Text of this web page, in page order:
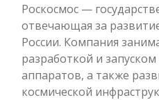
Роскосмос —
отвечающая за
России. Компания
разработкой и
аппаратов, а также
космической